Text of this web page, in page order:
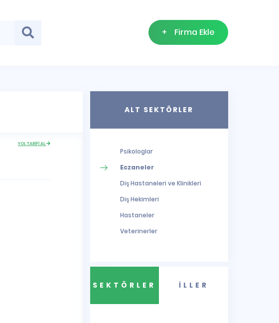
+ Firma Ekle
YOL TARİFİ AL
ALT SEKTÖRLER
Psikologlar
Eczaneler
Diş Hastaneleri ve Klinikleri
Diş Hekimleri
Hastaneler
Veterinerler
SEKTÖRLER İLLER